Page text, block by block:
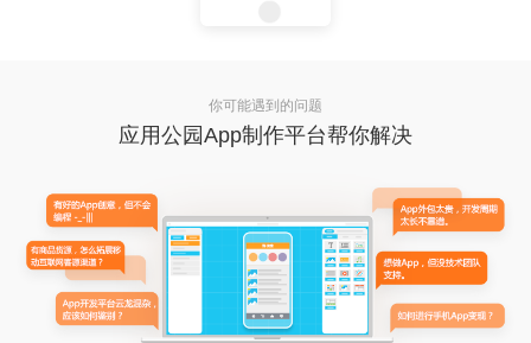
你可能遇到的问题
应用公园App制作平台帮你解决